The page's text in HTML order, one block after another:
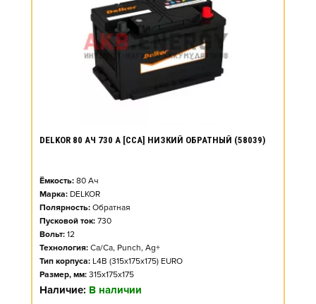
DELKOR 80 АЧ 730 А [CCA] НИЗКИЙ ОБРАТНЫЙ (58039)
Ёмкость: 80 Ач
Марка: DELKOR
Полярность: Обратная
Пусковой ток: 730
Вольт: 12
Технология: Ca/Ca, Punch, Ag+
Тип корпуса: L4B (315x175x175) EURO
Размер, мм: 315x175x175
Наличие: В наличии